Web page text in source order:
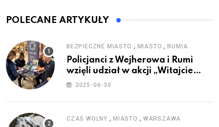
POLECANE ARTYKUŁY
BEZPIECZNE MIASTO , MIASTO ,RUMIA
Policjanci z Wejherowa i Rumi
wzięli udział w akcji „Witajcie
Wakacje”
2025-06-30
CZAS WOLNY , MIASTO , WARSZAWA